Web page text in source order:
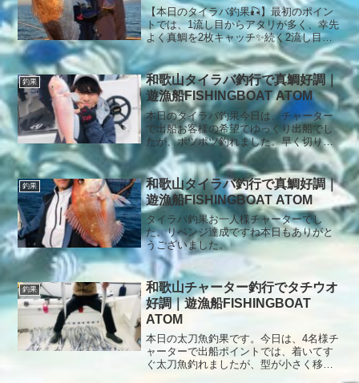
【本日のタイラバ釣果🎣】最初のポイン
トでは、1流し目からアタリが多く、幸先
よく真鯛を2枚キャッチ✨続く2流し目で
は、63㎝と45㎝の良型真鯛を追加し、好
スタートとなりました😊しかし、その後
は潮止まりの影響もありアタリが遠のい
たため、深場へ移動。周りの船ではよく
釣れている状況でしたが、なかなかこち
らには口を使ってくれず苦戦💦それでも
釣れればナイスサイズばかりでしたが、
あとが続かず納竿となりました。難しい
状況の中、最後まで頑張っていただきあ
りがとうございました🙇‍♂️本日もご乗船あ
りがとうございまし
釣果
和歌山タイラバ釣行で真鯛好調｜
遊漁船FISHINGBOAT ATOM
本日のタイラバ釣果今日は、チャーター
で出船お客様の希望でゆっくり出船でし
たが、ポツポツ釣れました。早く切り上
げて幻の白甘鯛狙いに！少ないアタリで
したが、見事に幻を釣り上げました。本
日もありがとうございました。
釣果
和歌山タイラバ釣行で真鯛好調｜
遊漁船FISHINGBOAT ATOM
タイラバ釣果お一人様チャーターでし
た。リベンジ達成ですね本日もありがと
うございました。
釣果
和歌山チャーター釣行でタチウオ
好調｜遊漁船FISHINGBOAT
ATOM
本日の太刀魚釣果です。今日は、4名様チ
ャーターで出船ポイントでは、着いてす
ぐ太刀魚釣れましたが、型が小さく移動